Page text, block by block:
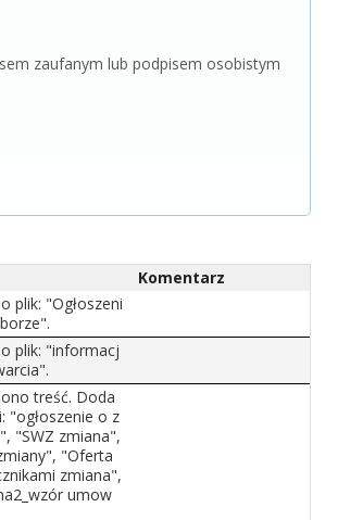
zaufanym lub podpisem osobistym
Komentarz
plik: "Ogłoszeni
plik: "informacj
treść. Doda
"ogłoszenie o z
"SWZ zmiana",
"Oferta
zmiana",
umow